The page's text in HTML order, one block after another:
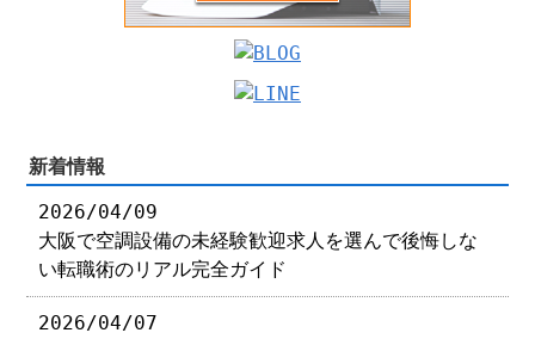
新着情報
2026/04/09
大阪で空調設備の未経験歓迎求人を選んで後悔しな
い転職術のリアル完全ガイド
2026/04/07